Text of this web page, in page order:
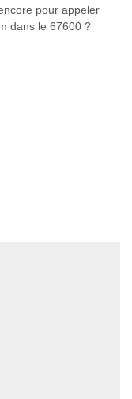
pour appeler
dans le 67600 ?